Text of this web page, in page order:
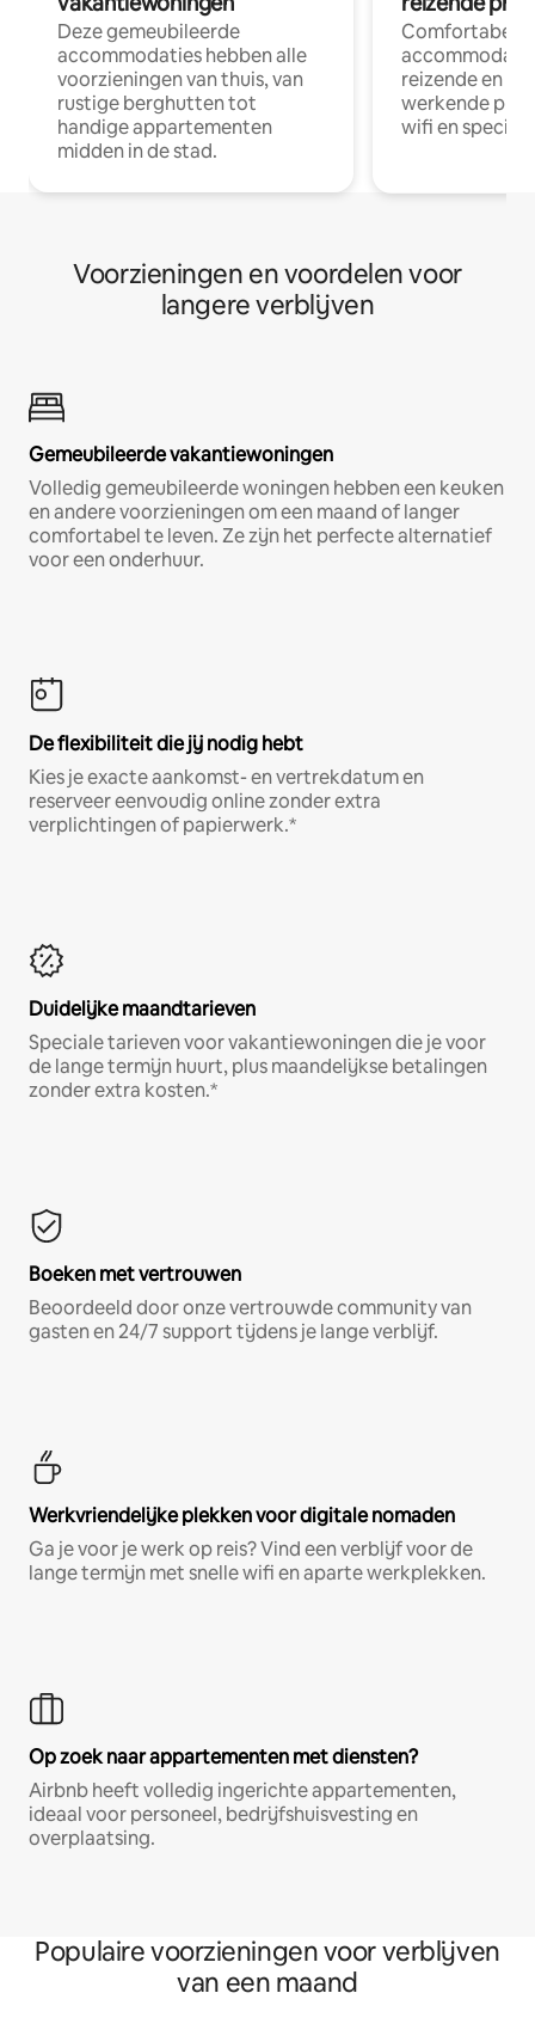
Deze gemeubileerde
accommodaties hebben alle
voorzieningen van thuis, van
rustige berghutten tot
handige appartementen
midden in de stad.
Comfortabele
reizende en
werkende
wifi en
Voorzieningen en voordelen voor
langere verblijven
Gemeubileerde vakantiewoningen
Volledig gemeubileerde woningen hebben een keuken
en andere voorzieningen om een maand of langer
comfortabel te leven. Ze zijn het perfecte alternatief
voor een onderhuur.
De flexibiliteit die jij nodig hebt
Kies je exacte aankomst- en vertrekdatum en
reserveer eenvoudig online zonder extra
verplichtingen of papierwerk.*
Duidelijke maandtarieven
Speciale tarieven voor vakantiewoningen die je voor
de lange termijn huurt, plus maandelijkse betalingen
zonder extra kosten.*
Boeken met vertrouwen
Beoordeeld door onze vertrouwde community van
gasten en 24/7 support tijdens je lange verblijf.
Werkvriendelijke plekken voor digitale nomaden
Ga je voor je werk op reis? Vind een verblijf voor de
lange termijn met snelle wifi en aparte werkplekken.
Op zoek naar appartementen met diensten?
Airbnb heeft volledig ingerichte appartementen,
ideaal voor personeel, bedrijfshuisvesting en
overplaatsing.
Populaire voorzieningen voor verblijven
van een maand